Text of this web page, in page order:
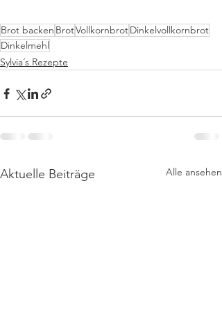
Brot backen BrotVollkornbrotDinkelvollkornbrot
Dinkelmehl
Sylvia´s Rezepte
Aktuelle Beiträge Alle ansehen